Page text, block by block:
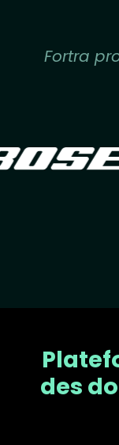
Fortra
des